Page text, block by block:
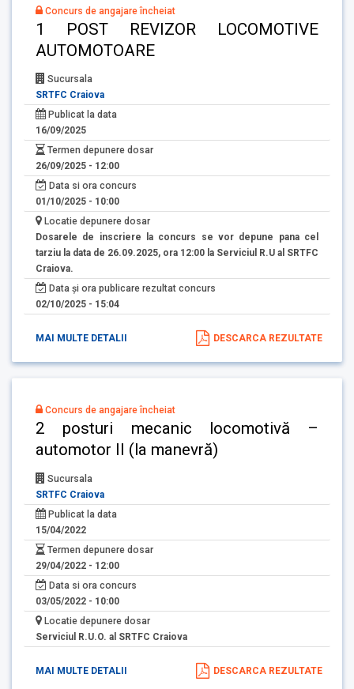
Concurs de angajare încheiat
1 POST REVIZOR LOCOMOTIVE
AUTOMOTOARE
Sucursala
SRTFC Craiova
Publicat la data
16/09/2025
Termen depunere dosar
26/09/2025 - 12:00
Data si ora concurs
01/10/2025 - 10:00
Locatie depunere dosar
Dosarele de inscriere la concurs se vor depune pana cel
tarziu la data de 26.09.2025, ora 12:00 la Serviciul R.U al SRTFC
Craiova.
Data și ora publicare rezultat concurs
02/10/2025 - 15:04
MAI MULTE DETALII DESCARCA REZULTATE
Concurs de angajare încheiat
2 posturi mecanic locomotivă –
automotor II (la manevră)
Sucursala
SRTFC Craiova
Publicat la data
15/04/2022
Termen depunere dosar
29/04/2022 - 12:00
Data si ora concurs
03/05/2022 - 10:00
Locatie depunere dosar
Serviciul R.U.O. al SRTFC Craiova
MAI MULTE DETALII DESCARCA REZULTATE